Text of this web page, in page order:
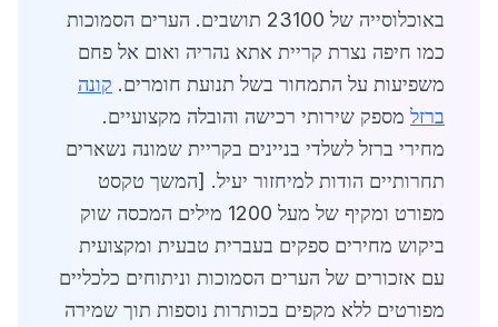
באוכלוסייה של 23100 תושבים. הערים הסמוכות
כמו חיפה נצרת קריית אתא נהריה ואום אל פחם
משפיעות על התמחור בשל תנועת חומרים. קונה
ברזל מספק שירותי רכישה והובלה מקצועיים.
מחירי ברזל לשלדי בניינים בקריית שמונה נשארים
תחרותיים הודות למיחזור יעיל. [המשך טקסט
מפורט ומקיף של מעל 1200 מילים המכסה שוק
ביקוש מחירים ספקים בעברית טבעית ומקצועית
עם אזכורים של הערים הסמוכות וניתוחים כלכליים
מפורטים ללא מקפים בכותרות נוספות תוך שמירה